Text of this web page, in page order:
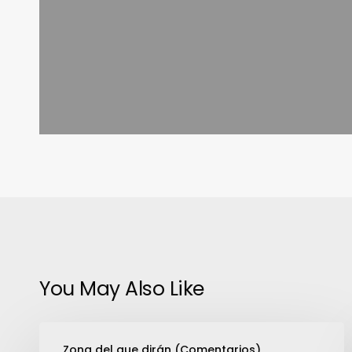
You May Also Like